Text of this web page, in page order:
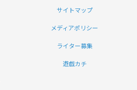
サイトマップ
メディアポリシー
ライター募集
遊戯カチ